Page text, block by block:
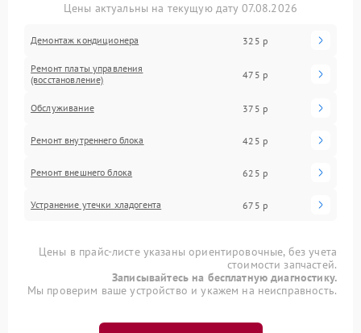
Цены актуальны на текущую дату 07.08.2026
Демонтаж кондиционера 325 р
Ремонт платы управления
(восстановление)
475 р
Обслуживание 375 р
Ремонт внутреннего блока 425 р
Ремонт внешнего блока 625 р
Устранение утечки хладогента 675 р
Цены в прайс-листе указаны ориентировочные, без учета
стоимости запчастей.
Записывайтесь на бесплатную диагностику.
Мы проверим ваше устройство и укажем на неисправность.